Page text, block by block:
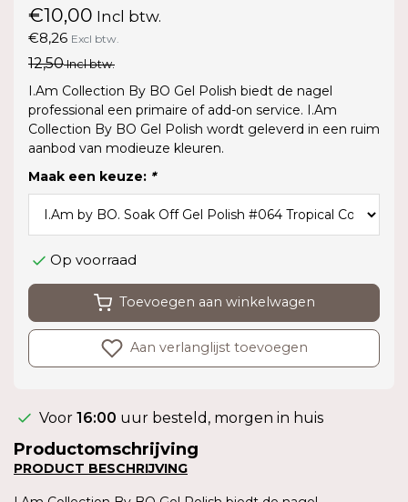
€10,00 Incl btw.
€8,26 Excl btw.
12,50Incl btw.
I.Am Collection By BO Gel Polish biedt de nagel
professional een primaire of add-on service. I.Am
Collection By BO Gel Polish wordt geleverd in een ruim
aanbod van modieuze kleuren.
Maak een keuze: *
Op voorraad
Toevoegen aan winkelwagen
Aan verlanglijst toevoegen
Voor 16:00 uur besteld, morgen in huis
Productomschrijving
PRODUCT BESCHRIJVING